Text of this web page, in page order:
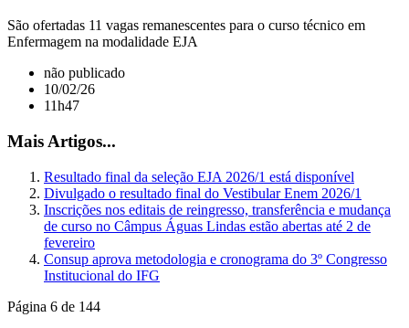
São ofertadas 11 vagas remanescentes para o curso técnico em
Enfermagem na modalidade EJA
não publicado
10/02/26
11h47
Mais Artigos...
Resultado final da seleção EJA 2026/1 está disponível
Divulgado o resultado final do Vestibular Enem 2026/1
Inscrições nos editais de reingresso, transferência e mudança
de curso no Câmpus Águas Lindas estão abertas até 2 de
fevereiro
Consup aprova metodologia e cronograma do 3º Congresso
Institucional do IFG
Página 6 de 144